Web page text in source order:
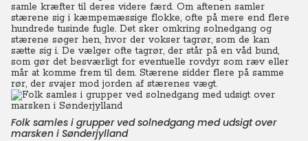
samle kræfter til deres videre færd. Om aftenen samler
stærene sig i kæmpemæssige flokke, ofte på mere end flere
hundrede tusinde fugle. Det sker omkring solnedgang og
stærene søger hen, hvor der vokser tagrør, som de kan
sætte sig i. De vælger ofte tagrør, der står på en våd bund,
som gør det besværligt for eventuelle rovdyr som ræv eller
mår at komme frem til dem. Stærene sidder flere på samme
rør, der svajer mod jorden af stærenes vægt.
Folk samles i grupper ved solnedgang med udsigt over
marsken i Sønderjylland